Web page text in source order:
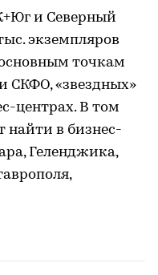
и Северный
экземпляров
точкам
СКФО, «звездных»
центрах. В том
найти в бизнес-
Геленджика,